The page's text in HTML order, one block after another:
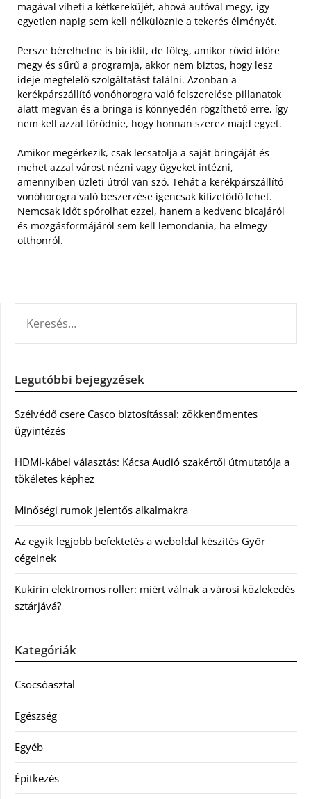
magával viheti a kétkerekűjét, ahová autóval megy, így
egyetlen napig sem kell nélkülöznie a tekerés élményét.
Persze bérelhetne is biciklit, de főleg, amikor rövid időre
megy és sűrű a programja, akkor nem biztos, hogy lesz
ideje megfelelő szolgáltatást találni. Azonban a
kerékpárszállító vonóhorogra való felszerelése pillanatok
alatt megvan és a bringa is könnyedén rögzíthető erre, így
nem kell azzal törődnie, hogy honnan szerez majd egyet.
Amikor megérkezik, csak lecsatolja a saját bringáját és
mehet azzal várost nézni vagy ügyeket intézni,
amennyiben üzleti útról van szó. Tehát a kerékpárszállító
vonóhorogra való beszerzése igencsak kifizetődő lehet.
Nemcsak időt spórolhat ezzel, hanem a kedvenc bicajáról
és mozgásformájáról sem kell lemondania, ha elmegy
otthonról.
Legutóbbi bejegyzések
Szélvédő csere Casco biztosítással: zökkenőmentes
ügyintézés
HDMI-kábel választás: Kácsa Audió szakértői útmutatója a
tökéletes képhez
Minőségi rumok jelentős alkalmakra
Az egyik legjobb befektetés a weboldal készítés Győr
cégeinek
Kukirin elektromos roller: miért válnak a városi közlekedés
sztárjává?
Kategóriák
Csocsóasztal
Egészség
Egyéb
Építkezés